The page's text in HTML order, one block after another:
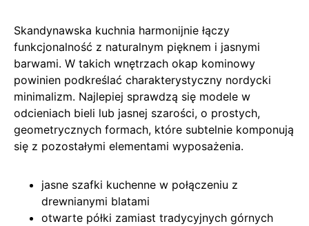
Skandynawska kuchnia harmonijnie łączy
funkcjonalność z naturalnym pięknem i jasnymi
barwami. W takich wnętrzach okap kominowy
powinien podkreślać charakterystyczny nordycki
minimalizm. Najlepiej sprawdzą się modele w
odcieniach bieli lub jasnej szarości, o prostych,
geometrycznych formach, które subtelnie komponują
się z pozostałymi elementami wyposażenia.
jasne szafki kuchenne w połączeniu z
drewnianymi blatami
otwarte półki zamiast tradycyjnych górnych